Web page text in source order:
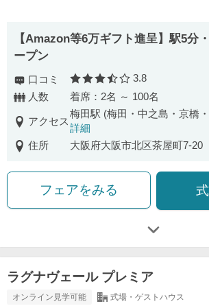
【Amazon等6万ギフト進呈】駅5分
ープン
口コミ 口コミ評価
3.8
人数
着席：2名 ～ 100名
アクセス
梅田駅 (梅田・中之島・京橋
詳細
住所
大阪府大阪市北区茶屋町7-20
フェアをみる
ラグナヴェール プレミア
オンライン見学可能 式場・ゲストハウス